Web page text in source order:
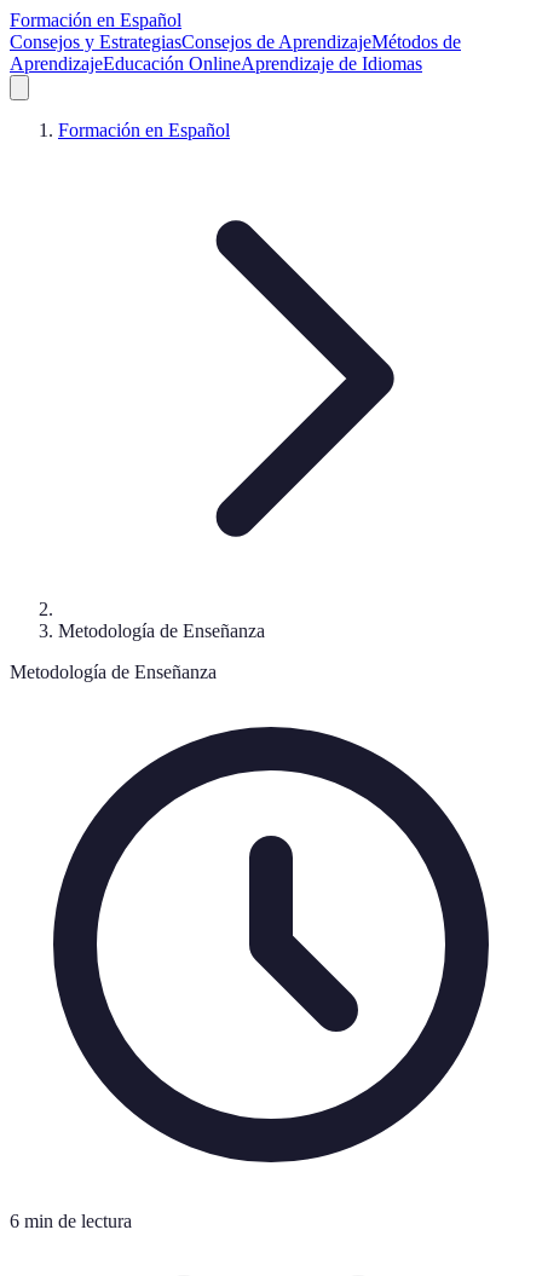
Formación en Español
Consejos y EstrategiasConsejos de AprendizajeMétodos de
AprendizajeEducación OnlineAprendizaje de Idiomas
Formación en Español
Metodología de Enseñanza
Metodología de Enseñanza
6 min de lectura